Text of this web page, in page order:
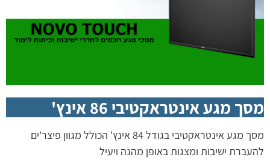
מסך מגע אינטראקטיבי 86 אינץ'
מסך מגע אינטראקטיבי בגודל 84 אינץ' הכולל מגוון פיצר'ים
להעברת ישיבות ומצגות באופן מהנה ויעיל